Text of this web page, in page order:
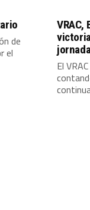
de
el
VRAC,
El